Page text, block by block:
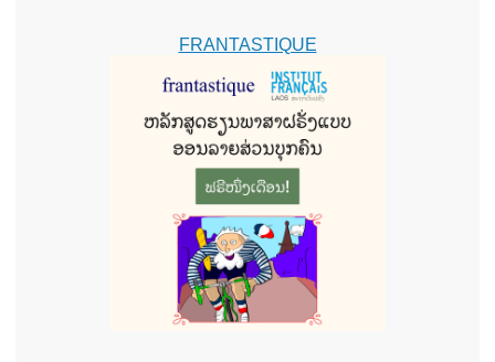
FRANTASTIQUE